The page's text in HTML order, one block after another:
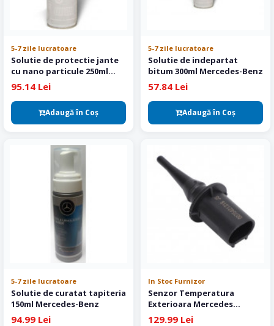
5-7 zile lucratoare
Solutie de protectie jante
cu nano particule 250ml
Mercedes-Benz
95.14 Lei
Adaugă în Coş
5-7 zile lucratoare
Solutie de indepartat
bitum 300ml Mercedes-Benz
57.84 Lei
Adaugă în Coş
5-7 zile lucratoare
Solutie de curatat tapiteria
150ml Mercedes-Benz
94.99 Lei
In Stoc Furnizor
Senzor Temperatura
Exterioara Mercedes
A0075421318
129.99 Lei